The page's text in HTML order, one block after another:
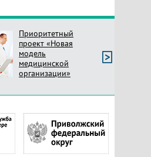
Приоритетный
проект «Новая
модель
медицинской
организации»